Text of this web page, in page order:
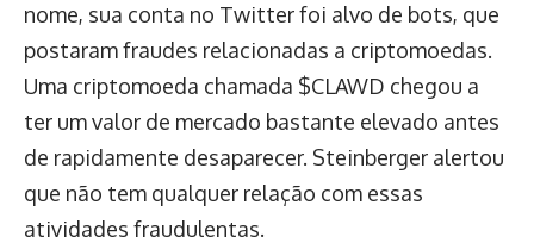
nome, sua conta no Twitter foi alvo de bots, que
postaram fraudes relacionadas a criptomoedas.
Uma criptomoeda chamada $CLAWD chegou a
ter um valor de mercado bastante elevado antes
de rapidamente desaparecer. Steinberger alertou
que não tem qualquer relação com essas
atividades fraudulentas.